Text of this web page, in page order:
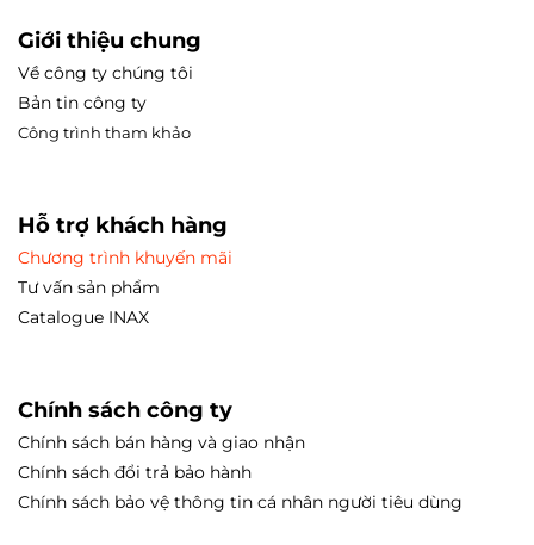
Giới thiệu chung
Về công ty chúng tôi
Bản tin công ty
Công trình tham khảo
Hỗ trợ khách hàng
Chương trình khuyến mãi
Tư vấn sản phẩm
Catalogue INAX
Chính sách công ty
Chính sách bán hàng và giao nhận
Chính sách đổi trả bảo hành
Chính sách bảo vệ thông tin cá nhân người tiêu dùng